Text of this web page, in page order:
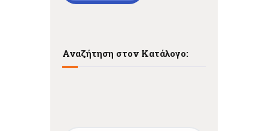
Αναζήτηση στον Κατάλογο: